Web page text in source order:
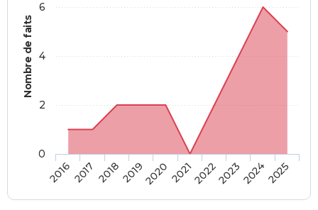
Nombre de faits
20162017 20182019202020212022202320242025
0
2
4
6